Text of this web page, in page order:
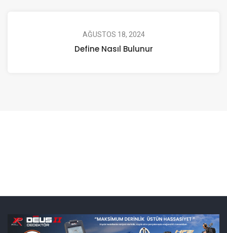
AĞUSTOS 18, 2024
Define Nasıl Bulunur